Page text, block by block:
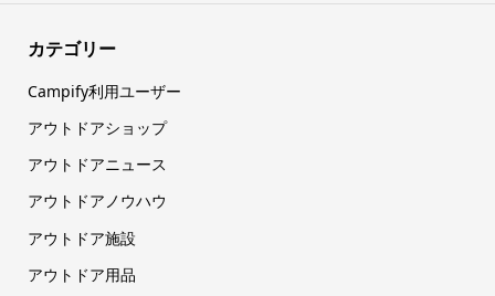
カテゴリー
Campify利用ユーザー
アウトドアショップ
アウトドアニュース
アウトドアノウハウ
アウトドア施設
アウトドア用品